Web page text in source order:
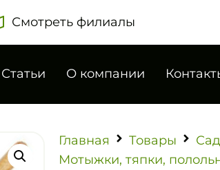
Смотреть филиалы
Статьи О компании
Главная Товары
Мотыжки, тяпки,